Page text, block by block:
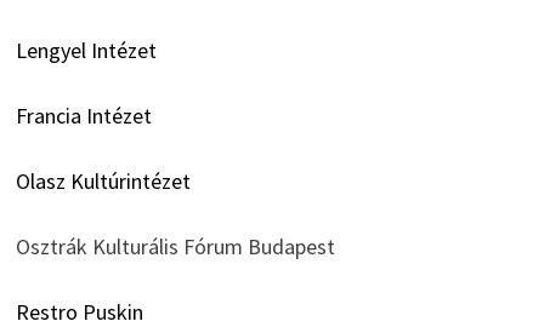
Lengyel Intézet
Francia Intézet
Olasz Kultúrintézet
Osztrák Kulturális Fórum Budapest
Restro Puskin